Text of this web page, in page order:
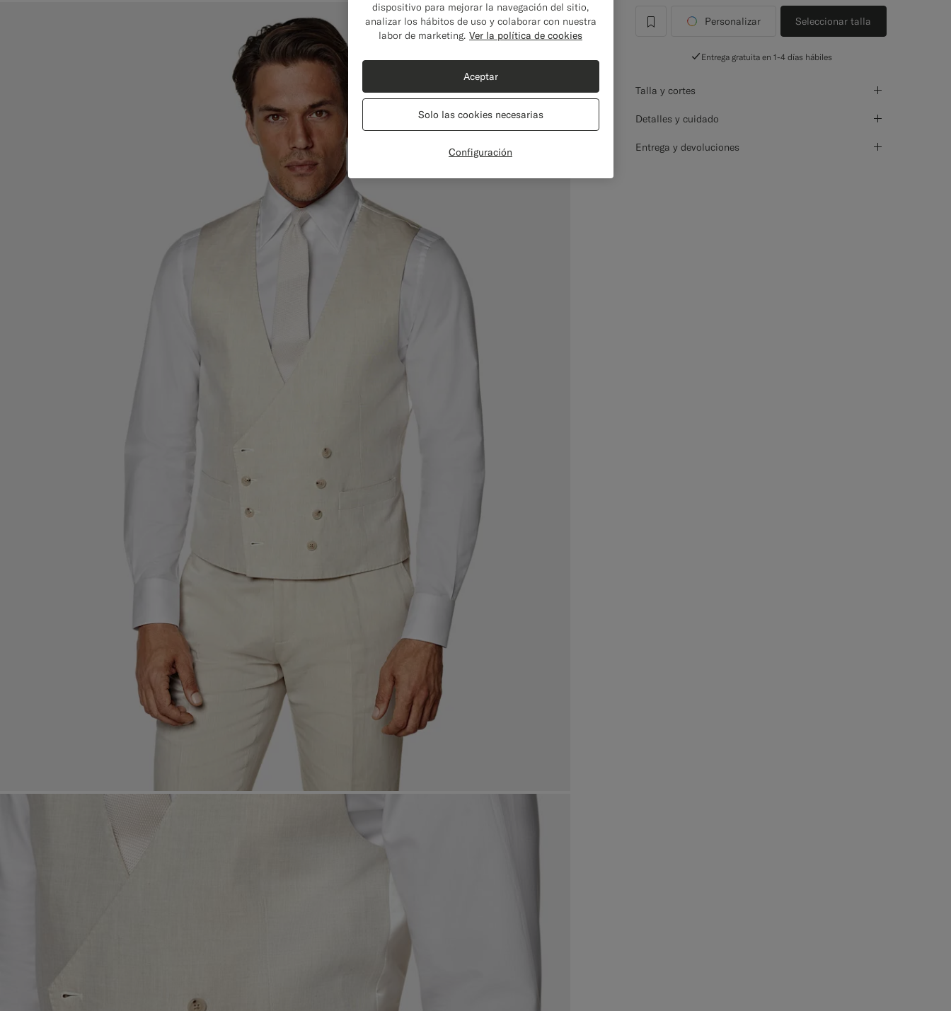
label.header.wishlist
Personalizar Seleccionar talla
Entrega gratuita en 1-4 días hábiles
Talla y cortes
Detalles y cuidado
Entrega y devoluciones
dispositivo para mejorar la navegación del sitio,
analizar los hábitos de uso y colaborar con nuestra
labor de marketing. Ver la política de cookies
Configuración
Solo las cookies necesarias
Aceptar